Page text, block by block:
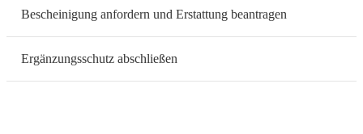
Bescheinigung anfordern und Erstattung beantragen
Ergänzungsschutz abschließen